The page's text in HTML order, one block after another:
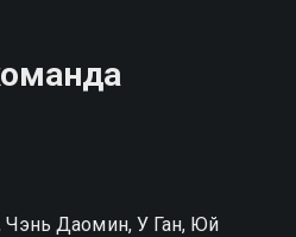
Даомин, У Ган, Юй